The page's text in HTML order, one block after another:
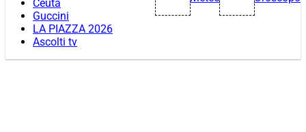
Ceuta
Guccini
LA PIAZZA 2026
Ascolti tv